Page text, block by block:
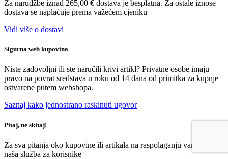
Za narudžbe iznad 265,00 € dostava je besplatna. Za ostale iznose
dostava se naplaćuje prema važećem cjeniku
Vidi više o dostavi
Sigurna web kupovina
Niste zadovoljni ili ste naručili krivi artikl? Privatne osobe imaju
pravo na povrat sredstava u roku od 14 dana od primitka za kupnje
ostvarene putem webshopa.
Saznaj kako jednostrano raskinuti ugovor
Pitaj, ne skitaj!
Za sva pitanja oko kupovine ili artikala na raspolaganju vam stoji
naša služba za korisnike